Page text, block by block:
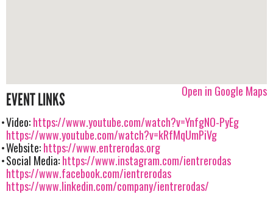
Open in Google Maps
EVENT LINKS
Video:https://www.youtube.com/watch?v=YnfgNO-PyEg
https://www.youtube.com/watch?v=kRfMqUmPiVg
Website:https://www.entrerodas.org
Social Media:https://www.instagram.com/ientrerodas
https://www.facebook.com/ientrerodas
https://www.linkedin.com/company/ientrerodas/